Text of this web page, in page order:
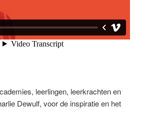
leerlingen, leerkrachten en
Dewulf, voor de inspiratie en het